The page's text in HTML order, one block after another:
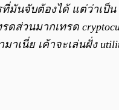
มันจับต้องได้ แต่ว่าเป็น
ดส่วนมากเทรด
าเนี่ย เค้าจะเล่นฝั่ง